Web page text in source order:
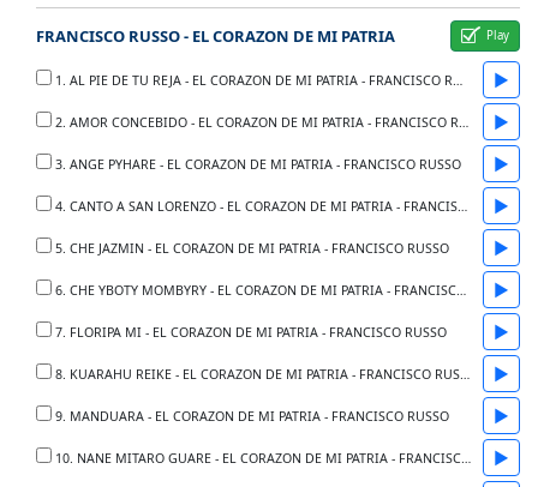
FRANCISCO RUSSO - EL CORAZON DE MI PATRIA
1. AL PIE DE TU REJA - EL CORAZON DE MI PATRIA - FRANCISCO RUSSO ▶
2. AMOR CONCEBIDO - EL CORAZON DE MI PATRIA - FRANCISCO RUSSO ▶
3. ANGE PYHARE - EL CORAZON DE MI PATRIA - FRANCISCO RUSSO ▶
4. CANTO A SAN LORENZO - EL CORAZON DE MI PATRIA - FRANCISCO RUSSO ▶
5. CHE JAZMIN - EL CORAZON DE MI PATRIA - FRANCISCO RUSSO ▶
6. CHE YBOTY MOMBYRY - EL CORAZON DE MI PATRIA - FRANCISCO RUSSO ▶
7. FLORIPA MI - EL CORAZON DE MI PATRIA - FRANCISCO RUSSO ▶
8. KUARAHU REIKE - EL CORAZON DE MI PATRIA - FRANCISCO RUSSO ▶
9. MANDUARA - EL CORAZON DE MI PATRIA - FRANCISCO RUSSO ▶
10. NANE MITARO GUARE - EL CORAZON DE MI PATRIA - FRANCISCO RUSSO ▶